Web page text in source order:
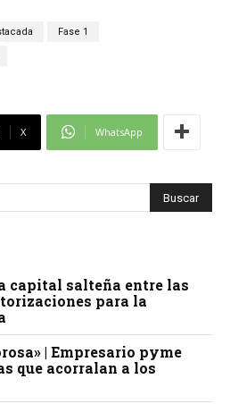
Fase 1
X WhatsApp
capital salteña entre las
para la
| Empresario pyme
que acorralan a los